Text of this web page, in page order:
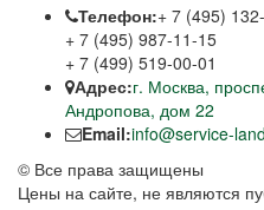
Телефон:+ 7 (495)
+ 7 (495) 987-11-15
+ 7 (499) 519-00-01
Адрес:г. Москва,
Андропова, дом 22
Email:info@service-
© Все права защищены
Цены на сайте, не являются